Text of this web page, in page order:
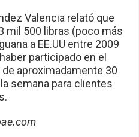
Valencia relató que
mil 500 libras (poco más
a EE.UU entre 2009
participado en el
aproximadamente 30
semana para clientes